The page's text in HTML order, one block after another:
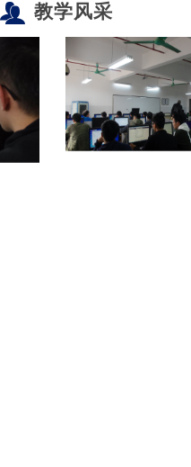
教学风采